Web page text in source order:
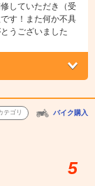
していただき（受
す！また何か不具
うございました
テゴリ バイク購入
5